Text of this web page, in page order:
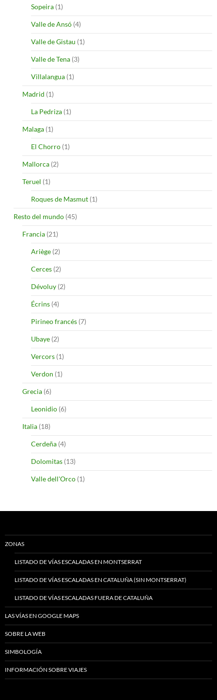
Sopeira (1)
Valle de Ansó (4)
Valle de Gistau (1)
Valle de Tena (3)
Villalangua (1)
Madrid (1)
La Pedriza (1)
Malaga (1)
El Chorro (1)
Mallorca (2)
Teruel (1)
Roques de Masmut (1)
Resto del mundo (45)
Francia (21)
Ariège (2)
Cerces (2)
Dévoluy (2)
Écrins (4)
Pirineo francés (7)
Ubaye (2)
Vercors (1)
Verdon (1)
Grecia (6)
Leonidio (6)
Italia (18)
Cerdeña (4)
Dolomitas (13)
Valle dell'Orco (1)
ZONAS
LISTADO DE VÍAS ESCALADAS EN MONTSERRAT
LISTADO DE VÍAS ESCALADAS EN CATALUÑA (SIN MONTSERRAT)
LISTADO DE VÍAS ESCALADAS FUERA DE CATALUÑA
LAS VÍAS EN GOOGLE MAPS
SOBRE LA WEB
SIMBOLOGÍA
INFORMACIÓN SOBRE VIAJES